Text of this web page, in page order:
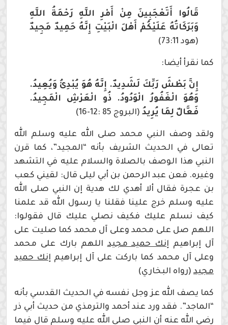
قَالُوا أَتَعْجَبِينَ مِنْ أَمْرِ اللَّهِ رَحْمَةُ اللَّهِ
وَبَرَكَاتُهُ عَلَيْكُمْ أَهْلَ الْبَيْتِ إِنَّهُ حَمِيدٌ مَجِيدٌ
(هود 73:11)
كما نقرأ أيضا:
إِنَّ بَطْشَ رَبِّكَ لَشَدِيدٌ. إِنَّهُ هُوَ يُبْدِئُ وَيُعِيدُ.
وَهُوَ الْغَفُورُ الْوَدُودُ. ذُو الْعَرْشِ الْمَجِيدُ.
فَعَّالٌ لِمَا يُرِيدُ (البروج 85 :12-16)
ولقد وصف النبي محمد صلى الله عليه وسلم الله
تعالى في الحديث الشريف بأنه “المجيد”، كما قرن
النبي هذا الوصف بالصلاة والسلام عليه في التشهد
وغيره. فعن عبد الرحمن بن أبي ليلى قال: لقيني كعب
بن عجرة فقال ألا أهدي لك هدية إن النبي صلى الله
عليه وسلم خرج علينا فقلنا يا رسول الله قد علمنا
كيف نسلم عليك فكيف نصلي عليك قال فقولوا:
اللهم صل على محمد وعلى آل محمد كما صليت على
آل إبراهيم إنك حميد مجيداللهم بارك على محمد
وعلى آل محمد كما باركت على آل إبراهيم إنك حميد
مجيد (رواه البخاري)
كما يصف الله عز وجل نفسه في الحديث القدسي بأنه
“الماجد”. فقد ورد عند أحمد والترمذي من حديث أبي ذر
رضي الله عنه أن النبي صلى الله عليه وسلم قال فيما